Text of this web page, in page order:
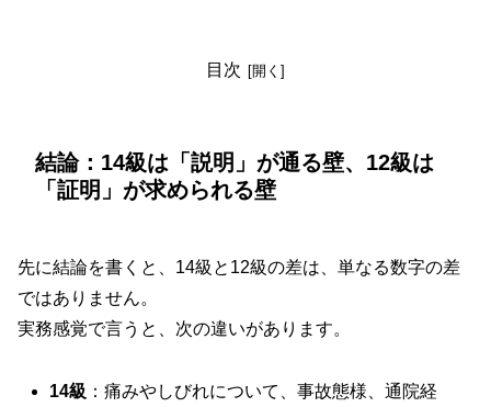
目次
結論：14級は「説明」が通る壁、12級は
「証明」が求められる壁
先に結論を書くと、14級と12級の差は、単なる数字の差
ではありません。
実務感覚で言うと、次の違いがあります。
14級 ：痛みやしびれについて、事故態様、通院経